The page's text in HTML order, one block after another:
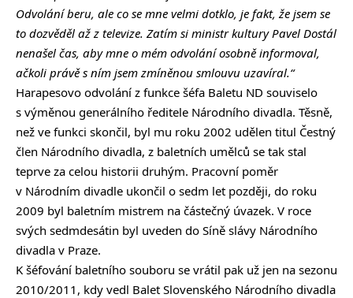
Odvolání beru, ale co se mne velmi dotklo, je fakt, že jsem se
to dozvěděl až z televize. Zatím si ministr kultury Pavel Dostál
nenašel čas, aby mne o mém odvolání osobně informoval,
ačkoli právě s ním jsem zmíněnou smlouvu uzavíral.“
Harapesovo odvolání z funkce šéfa Baletu ND souviselo
s výměnou generálního ředitele Národního divadla. Těsně,
než ve funkci skončil, byl mu roku 2002 udělen titul Čestný
člen Národního divadla, z baletních umělců se tak stal
teprve za celou historii druhým. Pracovní poměr
v Národním divadle ukončil o sedm let později, do roku
2009 byl baletním mistrem na částečný úvazek. V roce
svých sedmdesátin byl uveden do Síně slávy Národního
divadla v Praze.
K šéfování baletního souboru se vrátil pak už jen na sezonu
2010/2011, kdy vedl Balet Slovenského Národního divadla